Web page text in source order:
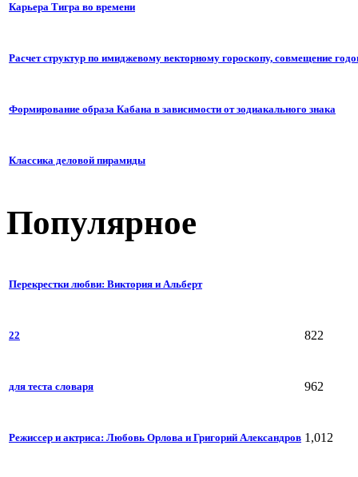
Карьера Тигра во времени
Расчет структур по имиджевому векторному гороскопу, совмещение
Формирование образа Кабана в зависимости от зодиакального знака
Классика деловой пирамиды
Популярное
Перекрестки любви: Виктория и Альберт
22 822
для теста словаря 962
Режиссер и актриса: Любовь Орлова и Григорий Александров 1,012